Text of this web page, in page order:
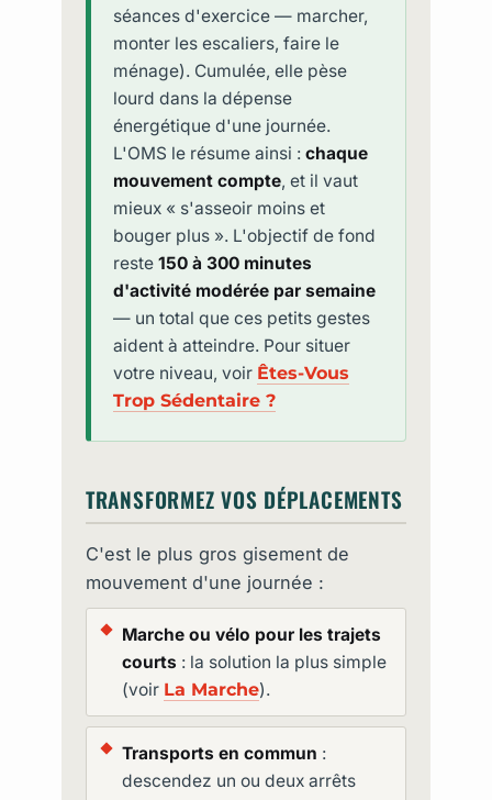
séances d'exercice — marcher,
monter les escaliers, faire le
ménage). Cumulée, elle pèse
lourd dans la dépense
énergétique d'une journée.
L'OMS le résume ainsi : chaque
mouvement compte, et il vaut
mieux « s'asseoir moins et
bouger plus ». L'objectif de fond
reste 150 à 300 minutes
d'activité modérée par semaine
— un total que ces petits gestes
aident à atteindre. Pour situer
votre niveau, voir Êtes-Vous
Trop Sédentaire ?
TRANSFORMEZ VOS DÉPLACEMENTS
C'est le plus gros gisement de
mouvement d'une journée :
Marche ou vélo pour les trajets
courts : la solution la plus simple
(voir La Marche).
Transports en commun :
descendez un ou deux arrêts